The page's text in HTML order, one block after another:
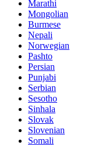
Marathi
Mongolian
Burmese
Nepali
Norwegian
Pashto
Persian
Punjabi
Serbian
Sesotho
Sinhala
Slovak
Slovenian
Somali